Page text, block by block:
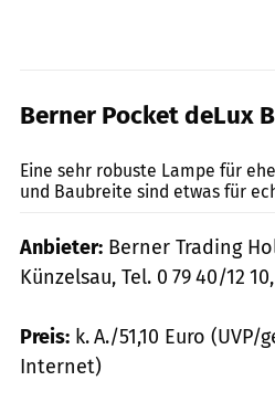
Berner Pocket deLux
Eine sehr robuste Lampe für
und Baubreite sind etwas für
Anbieter: Berner Trading
Künzelsau, Tel. 0 79 40/12 10,
Preis: k. A./51,10 Euro
Internet)